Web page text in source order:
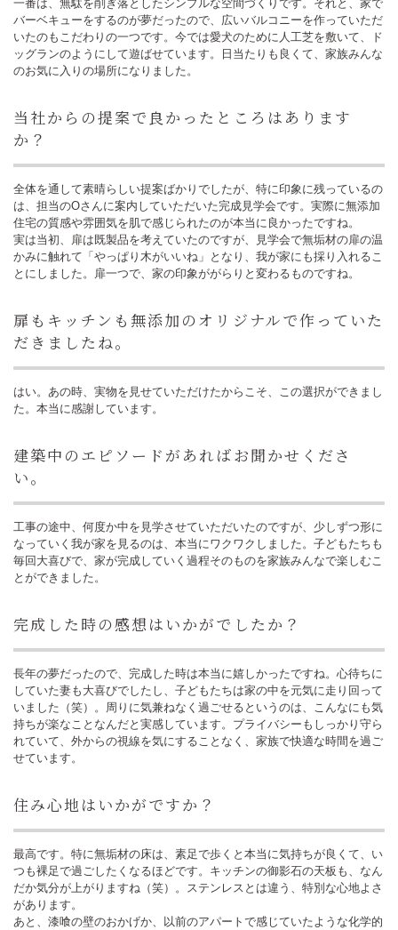
一番は、無駄を削ぎ落としたシンプルな空間づくりです。それと、家で
バーベキューをするのが夢だったので、広いバルコニーを作っていただ
いたのもこだわりの一つです。今では愛犬のために人工芝を敷いて、ド
ッグランのようにして遊ばせています。日当たりも良くて、家族みんな
のお気に入りの場所になりました。
当社からの提案で良かったところはあります
か？
全体を通して素晴らしい提案ばかりでしたが、特に印象に残っているの
は、担当のOさんに案内していただいた完成見学会です。実際に無添加
住宅の質感や雰囲気を肌で感じられたのが本当に良かったですね。
実は当初、扉は既製品を考えていたのですが、見学会で無垢材の扉の温
かみに触れて「やっぱり木がいいね」となり、我が家にも採り入れるこ
とにしました。扉一つで、家の印象ががらりと変わるものですね。
扉もキッチンも無添加のオリジナルで作っていた
だきましたね。
はい。あの時、実物を見せていただけたからこそ、この選択ができまし
た。本当に感謝しています。
建築中のエピソードがあればお聞かせくださ
い。
工事の途中、何度か中を見学させていただいたのですが、少しずつ形に
なっていく我が家を見るのは、本当にワクワクしました。子どもたちも
毎回大喜びで、家が完成していく過程そのものを家族みんなで楽しむこ
とができました。
完成した時の感想はいかがでしたか？
長年の夢だったので、完成した時は本当に嬉しかったですね。心待ちに
していた妻も大喜びでしたし、子どもたちは家の中を元気に走り回って
いました（笑）。周りに気兼ねなく過ごせるというのは、こんなにも気
持ちが楽なことなんだと実感しています。プライバシーもしっかり守ら
れていて、外からの視線を気にすることなく、家族で快適な時間を過ご
せています。
住み心地はいかがですか？
最高です。特に無垢材の床は、素足で歩くと本当に気持ちが良くて、い
つも裸足で過ごしたくなるほどです。キッチンの御影石の天板も、なん
だか気分が上がりますね（笑）。ステンレスとは違う、特別な心地よさ
があります。
あと、漆喰の壁のおかげか、以前のアパートで感じていたような化学的